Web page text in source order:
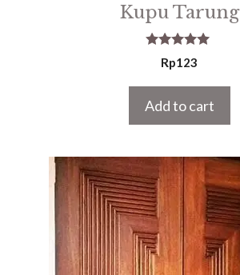
Kupu Tarung
5.00
out of 5
Rp123
Add to cart